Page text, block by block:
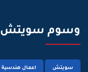
وسوم سويتش
سويتش اعمال هندسية